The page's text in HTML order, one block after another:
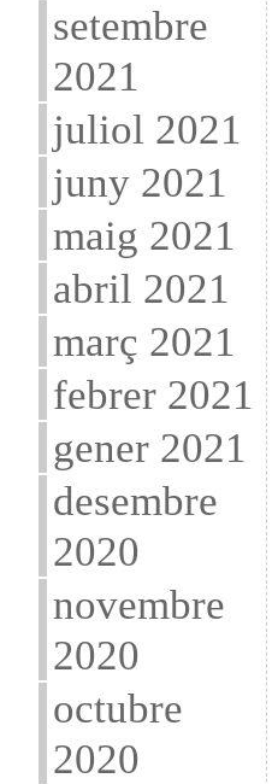
setembre
2021
juliol 2021
juny 2021
maig 2021
abril 2021
març 2021
febrer 2021
gener 2021
desembre
2020
novembre
2020
octubre
2020